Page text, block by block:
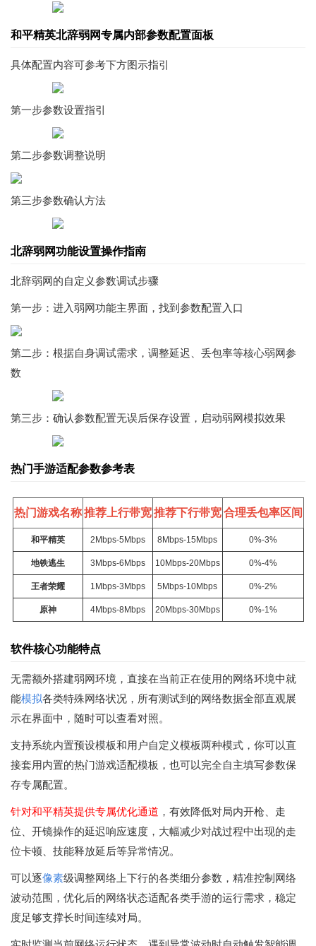
和平精英北辞弱网专属内部参数配置面板
具体配置内容可参考下方图示指引
第一步参数设置指引
第二步参数调整说明
第三步参数确认方法
北辞弱网功能设置操作指南
北辞弱网的自定义参数调试步骤
第一步：进入弱网功能主界面，找到参数配置入口
第二步：根据自身调试需求，调整延迟、丢包率等核心弱网参
数
第三步：确认参数配置无误后保存设置，启动弱网模拟效果
热门手游适配参数参考表
热门游戏名称 推荐上行带宽 推荐下行带宽 合理丢包率区间
和平精英 2Mbps-5Mbps 8Mbps-15Mbps 0%-3%
地铁逃生 3Mbps-6Mbps 10Mbps-20Mbps 0%-4%
王者荣耀 1Mbps-3Mbps 5Mbps-10Mbps 0%-2%
原神 4Mbps-8Mbps 20Mbps-30Mbps 0%-1%
软件核心功能特点
无需额外搭建弱网环境，直接在当前正在使用的网络环境中就
能模拟各类特殊网络状况，所有测试到的网络数据全部直观展
示在界面中，随时可以查看对照。
支持系统内置预设模板和用户自定义模板两种模式，你可以直
接套用内置的热门游戏适配模板，也可以完全自主填写参数保
存专属配置。
针对和平精英提供专属优化通道 ，有效降低对局内开枪、走
位、开镜操作的延迟响应速度，大幅减少对战过程中出现的走
位卡顿、技能释放延后等异常情况。
可以逐像素级调整网络上下行的各类细分参数，精准控制网络
波动范围，优化后的网络状态适配各类手游的运行需求，稳定
度足够支撑长时间连续对局。